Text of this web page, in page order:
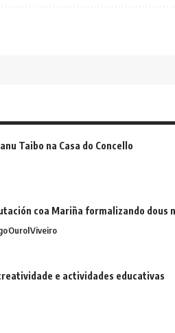
Taibo na Casa do Concello
coa Mariña formalizando dous
OurolViveiro
e actividades educativas